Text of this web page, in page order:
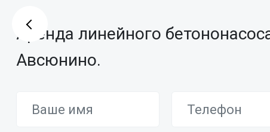
Аренда линейного
Авсюнино.